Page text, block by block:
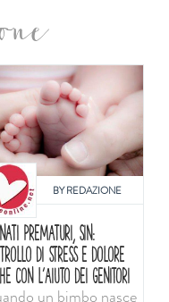
BYREDAZIONE
PREMATURI, SIN:
DI STRESS E DOLORE
CON L'AIUTO DEI GENITORI
un bimbo nasce